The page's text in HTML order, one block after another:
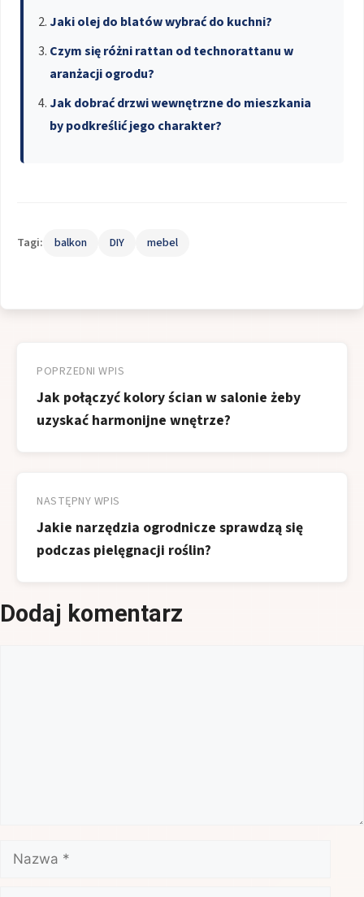
Jaki olej do blatów wybrać do kuchni?
Czym się różni rattan od technorattanu w
aranżacji ogrodu?
Jak dobrać drzwi wewnętrzne do mieszkania
by podkreślić jego charakter?
Tagi: balkon DIY mebel
wpisu
POPRZEDNI WPIS
Jak połączyć kolory ścian w salonie żeby
uzyskać harmonijne wnętrze?
NASTĘPNY WPIS
Jakie narzędzia ogrodnicze sprawdzą się
podczas pielęgnacji roślin?
Dodaj komentarz
Nazwa